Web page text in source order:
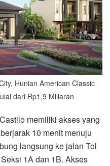
Hunian American Classic
dari Rp1,9 Miliaran
memiliki akses yang
10 menit menuju
langsung ke jalan Tol
1A dan 1B. Akses